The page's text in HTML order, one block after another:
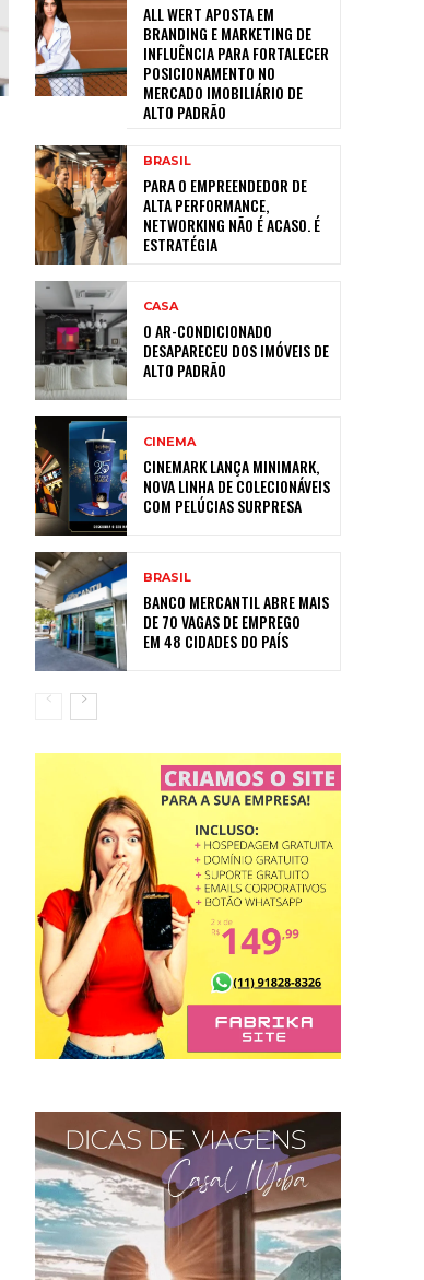
ALL WERT APOSTA EM
BRANDING E MARKETING DE
INFLUÊNCIA PARA FORTALECER
POSICIONAMENTO NO
MERCADO IMOBILIÁRIO DE
ALTO PADRÃO
BRASIL
PARA O EMPREENDEDOR DE
ALTA PERFORMANCE,
NETWORKING NÃO É ACASO. É
ESTRATÉGIA
CASA
O AR-CONDICIONADO
DESAPARECEU DOS IMÓVEIS DE
ALTO PADRÃO
CINEMA
CINEMARK LANÇA MINIMARK,
NOVA LINHA DE COLECIONÁVEIS
COM PELÚCIAS SURPRESA
BRASIL
BANCO MERCANTIL ABRE MAIS
DE 70 VAGAS DE EMPREGO
EM 48 CIDADES DO PAÍS